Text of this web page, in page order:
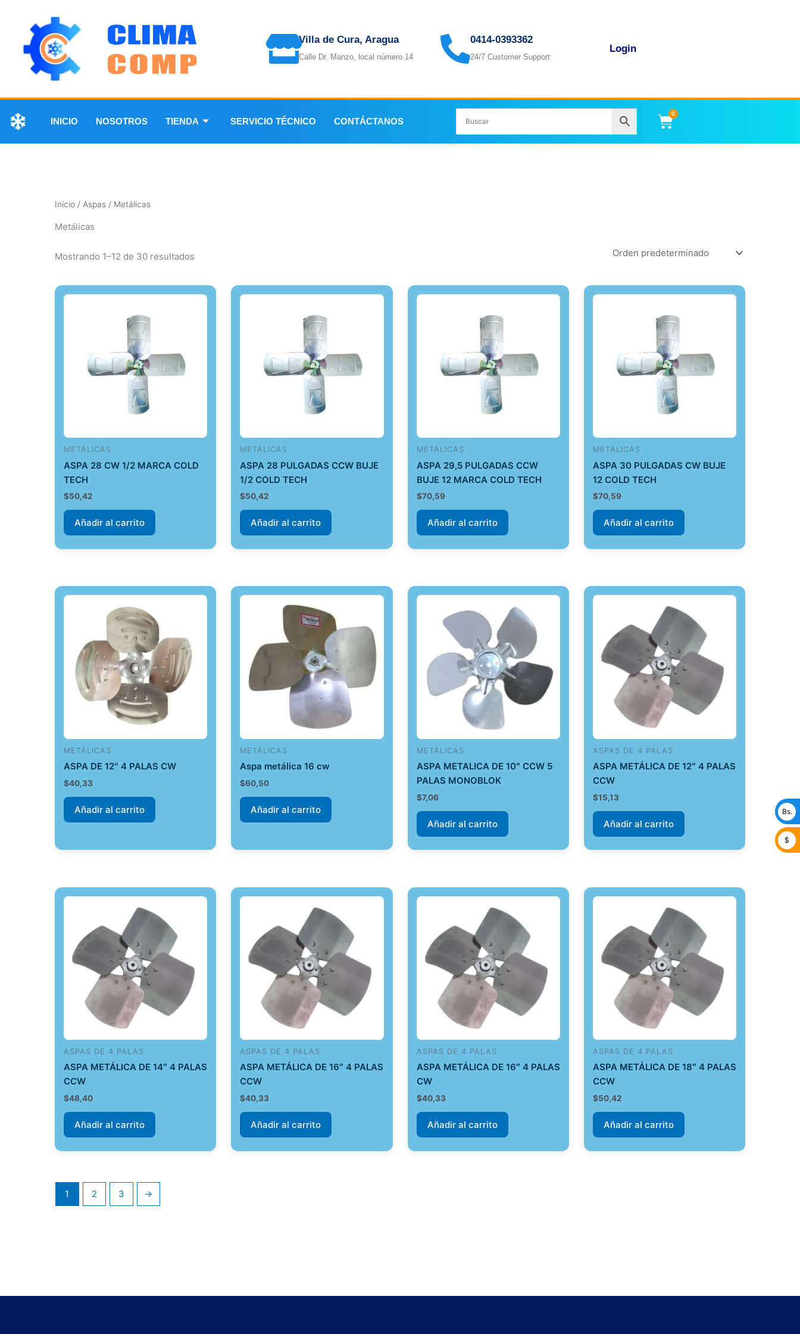
Villa de Cura, Aragua
Calle Dr. Manzo, local número 14
0414-0393362
24/7 Customer Support
Login
INICIO NOSOTROS TIENDA SERVICIO TÉCNICO CONTÁCTANOS
0
Carrito
Inicio / Aspas / Metálicas
Metálicas
Mostrando 1–12 de 30 resultados
METÁLICAS
ASPA 28 CW 1/2 MARCA COLD
TECH
$50,42
Añadir al carrito
METÁLICAS
ASPA 28 PULGADAS CCW BUJE
1/2 COLD TECH
$50,42
Añadir al carrito
METÁLICAS
ASPA 29,5 PULGADAS CCW
BUJE 12 MARCA COLD TECH
$70,59
Añadir al carrito
METÁLICAS
ASPA 30 PULGADAS CW BUJE
12 COLD TECH
$70,59
Añadir al carrito
METÁLICAS
ASPA DE 12″ 4 PALAS CW
$40,33
Añadir al carrito
METÁLICAS
Aspa metálica 16 cw
$60,50
Añadir al carrito
METÁLICAS
ASPA METALICA DE 10″ CCW 5
PALAS MONOBLOK
$7,06
Añadir al carrito
ASPAS DE 4 PALAS
ASPA METÁLICA DE 12″ 4 PALAS
CCW
$15,13
Añadir al carrito
ASPAS DE 4 PALAS
ASPA METÁLICA DE 14″ 4 PALAS
CCW
$48,40
Añadir al carrito
ASPAS DE 4 PALAS
ASPA METÁLICA DE 16″ 4 PALAS
CCW
$40,33
Añadir al carrito
ASPAS DE 4 PALAS
ASPA METÁLICA DE 16″ 4 PALAS
CW
$40,33
Añadir al carrito
ASPAS DE 4 PALAS
ASPA METÁLICA DE 18″ 4 PALAS
CCW
$50,42
Añadir al carrito
1 2 3 →
Bs.
$